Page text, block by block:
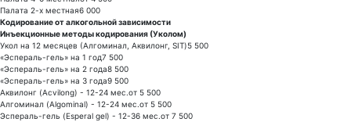
Палата 2-х местная6 000
Кодирование от алкогольной зависимости
Инъекционные методы кодирования (Уколом)
Укол на 12 месяцев (Алгоминал, Аквилонг, SIT)5 500
«Эспераль-гель» на 1 год7 500
«Эспераль-гель» на 2 года8 500
«Эспераль-гель» на 3 года9 500
Аквилонг (Acvilong) - 12-24 мес.от 5 500
Алгоминал (Algominal) - 12-24 мес.от 5 500
Эспераль-гель (Esperal gel) - 12-36 мес.от 7 500